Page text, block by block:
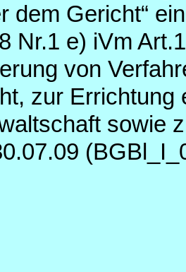
dem Gericht“
Nr.1 e) iVm
von
zur Errichtung
sowie